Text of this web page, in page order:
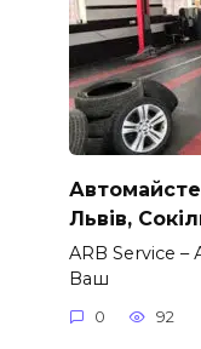
Львів,
ARB Service –
Ваш
0 92